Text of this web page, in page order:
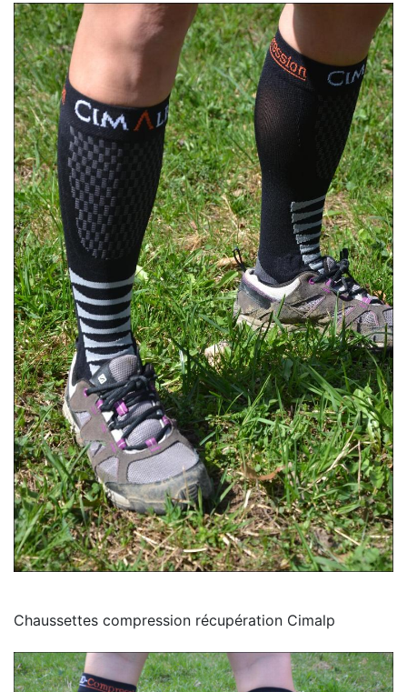
Chaussettes compression récupération Cimalp